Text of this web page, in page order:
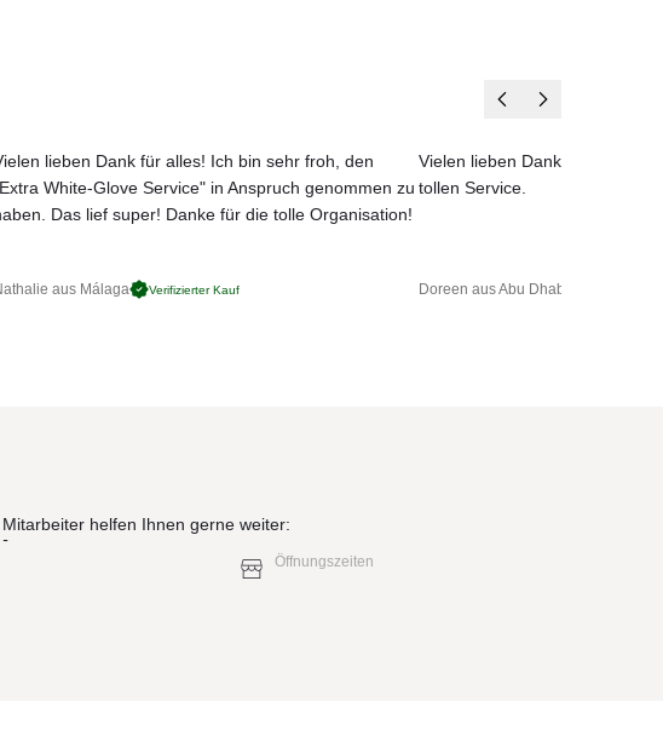
Material
lieben Dank für alles! Ich bin sehr froh, den
White-Glove Service" in Anspruch genommen zu
Das lief super! Danke für die tolle Organisation!
aus Málaga Verifizierter Kauf
Vielen lieben Dank für das
tollen Service.
Doreen aus Abu Dhabi
helfen Ihnen gerne weiter:
Öffnungszeiten